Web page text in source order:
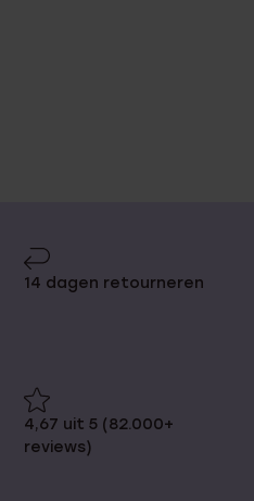
14 dagen retourneren
4,67 uit 5 (82.000+
reviews)